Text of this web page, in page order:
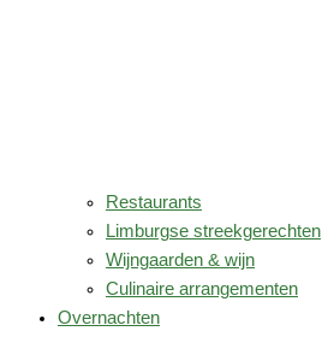
Restaurants
Limburgse streekgerechten
Wijngaarden & wijn
Culinaire arrangementen
Overnachten